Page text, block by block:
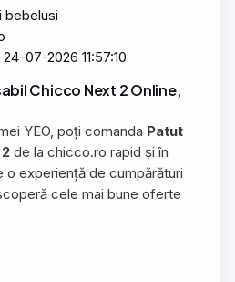
bebelusi
07-2026 11:57:10
Chicco Next 2 Online,
YEO, poți comanda Patut
de la chicco.ro rapid și în
o experiență de cumpărături
cele mai bune oferte